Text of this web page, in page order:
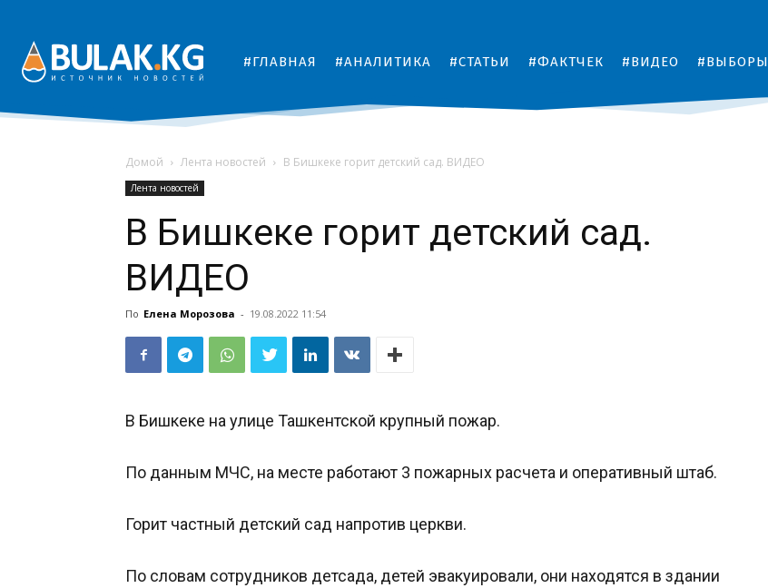
#ГЛАВНАЯ #АНАЛИТИКА #СТАТЬИ #ФАКТЧЕК #ВИДЕО #ВЫБОРЫ
Домой Лента новостей В Бишкеке горит детский сад. ВИДЕО
Лента новостей
В Бишкеке горит детский сад.
ВИДЕО
По Елена Морозова - 19.08.2022 11:54
В Бишкеке на улице Ташкентской крупный пожар.
По данным МЧС, на месте работают 3 пожарных расчета и оперативный штаб.
Горит частный детский сад напротив церкви.
По словам сотрудников детсада, детей эвакуировали, они находятся в здании